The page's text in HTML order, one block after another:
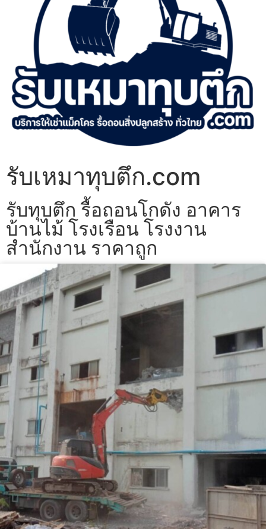
รับเหมาทุบตึก.com
รับทุบตึก รื้อถอนโกดัง อาคาร
บ้านไม้ โรงเรือน โรงงาน
สำนักงาน ราคาถูก